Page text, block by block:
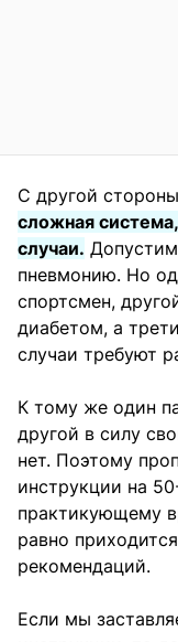
С другой
сложная
случаи.
пневмонию. Но
спортсмен,
диабетом, а
случаи требуют
К тому же один
другой в силу
нет. Поэтому
инструкции на
практикующему
равно
рекомендаций.
Если мы